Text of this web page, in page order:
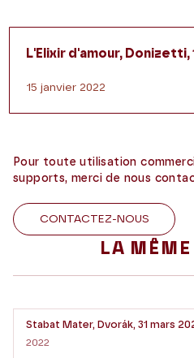
L'Elixir d'amour, Donizetti,
15 janvier 2022
Pour toute utilisation
supports, merci de nous
CONTACTEZ-NOUS
LA
Stabat Mater, Dvorák, 31 mars
2022